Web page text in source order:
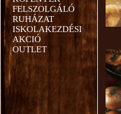
FELSZOLGÁLÓ
RUHÁZAT
ISKOLAKEZDÉSI
AKCIÓ
OUTLET